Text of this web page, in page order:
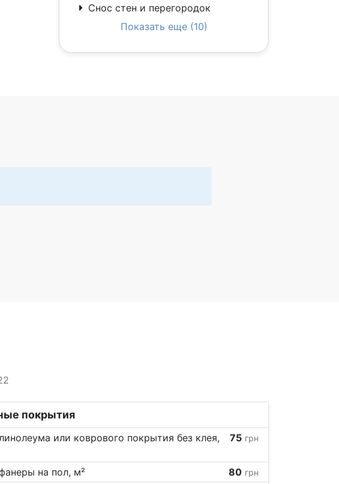
Снос стен и перегородок
Показать еще (10)
покрытия
или коврового покрытия без клея,
75 грн
на пол, м² 80 грн